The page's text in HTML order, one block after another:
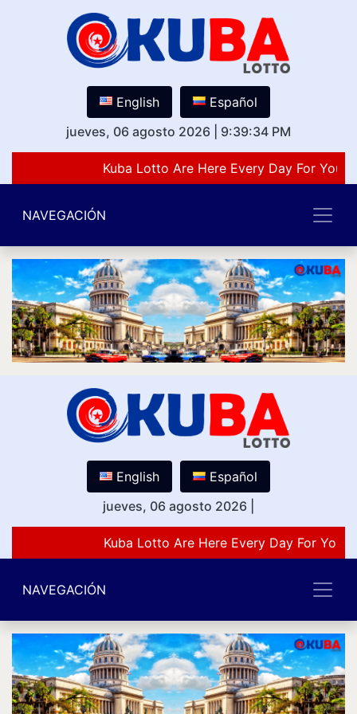
English
Español
jueves, 06 agosto 2026
9:39:34 PM
Kuba Lotto Are Here Every Day For You
NAVEGACIÓN
English
Español
jueves, 06 agosto 2026
Kuba Lotto Are Here Every Day For You
NAVEGACIÓN